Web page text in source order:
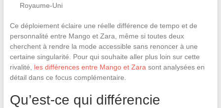
Royaume-Uni
Ce déploiement éclaire une réelle différence de tempo et de
personnalité entre Mango et Zara, même si toutes deux
cherchent à rendre la mode accessible sans renoncer à une
certaine singularité. Pour qui souhaite aller plus loin sur cette
rivalité, les différences entre Mango et Zara sont analysées en
détail dans ce focus complémentaire.
Qu’est-ce qui différencie